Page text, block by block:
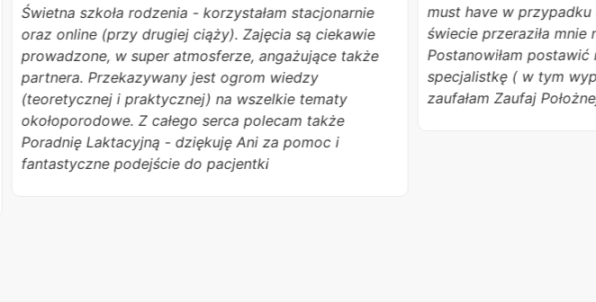
szkoła rodzenia - korzystałam stacjonarnie
online (przy drugiej ciąży). Zajęcia są ciekawie
w super atmosferze, angażujące także
Przekazywany jest ogrom wiedzy
i praktycznej) na wszelkie tematy
Z całego serca polecam także
Laktacyjną - dziękuję Ani za pomoc i
podejście do pacjentki
must have w przypadku
świecie przeraziła mnie na
Postanowiłam postawić na
specjalistkę ( w tym
zaufałam Zaufaj Położnej